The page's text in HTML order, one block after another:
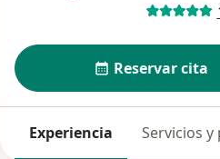
Reservar cita
Experiencia Servicios y